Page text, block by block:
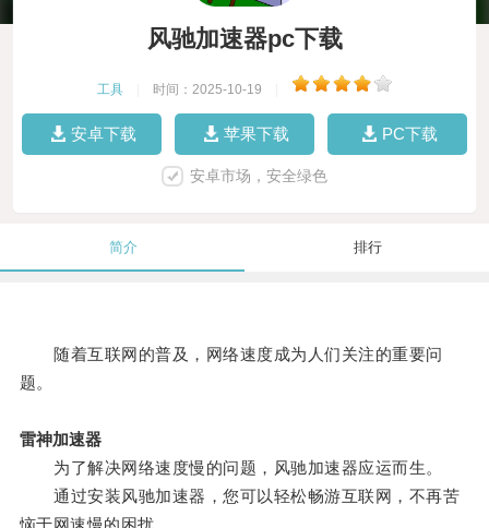
风驰加速器pc下载
工具 时间：2025-10-19
安卓下载 苹果下载 PC下载
安卓市场，安全绿色
简介 排行
随着互联网的普及，网络速度成为人们关注的重要问
题。
雷神加速器
为了解决网络速度慢的问题，风驰加速器应运而生。
通过安装风驰加速器，您可以轻松畅游互联网，不再苦